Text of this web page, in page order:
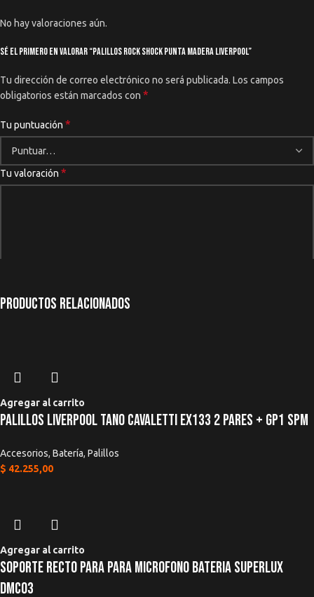
No hay valoraciones aún.
Sé el primero en valorar “Palillos Rock Shock Punta Madera LIVERPOOL”
Tu dirección de correo electrónico no será publicada. Los campos
obligatorios están marcados con *
Tu puntuación *
Tu valoración *
Correo electrónico
Productos relacionados
Agregar al carrito
Palillos Liverpool Tano Cavaletti EX133 2 Pares + GP1 SPM
Accesorios, Batería, Palillos
$ 42.255,00
Agregar al carrito
Soporte Recto Para Para Microfono Bateria Superlux
DMC03